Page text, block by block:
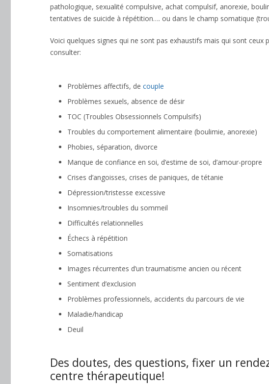
pathologique, sexualité compulsive, achat compulsif, anorexie,
tentatives de suicide à répétition…. ou dans le champ somatique
Voici quelques signes qui ne sont pas exhaustifs mais qui sont
consulter:
Problèmes affectifs, de couple
Problèmes sexuels, absence de désir
TOC (Troubles Obsessionnels Compulsifs)
Troubles du comportement alimentaire (boulimie, anorexie)
Phobies, séparation, divorce
Manque de confiance en soi, d’estime de soi, d’amour-propre
Crises d’angoisses, crises de paniques, de tétanie
Dépression/tristesse excessive
Insomnies/troubles du sommeil
Difficultés relationnelles
Échecs à répétition
Somatisations
Images récurrentes d’un traumatisme ancien ou récent
Sentiment d’exclusion
Problèmes professionnels, accidents du parcours de vie
Maladie/handicap
Deuil
Des doutes, des questions, fixer un
centre thérapeutique!